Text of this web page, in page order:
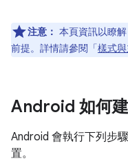
注意： 本頁資訊以瞭
前提。詳情請參閱「樣式
Android 如何
Android 會執行下列步
置。